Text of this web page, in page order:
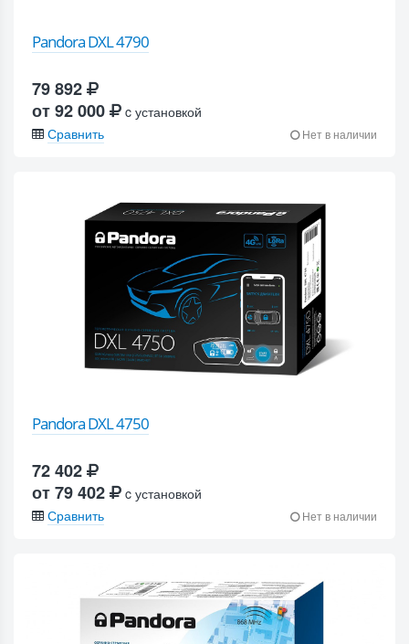
Pandora DXL 4790
79 892
от 92 000
c установкой
Сравнить
Нет в наличии
Pandora DXL 4750
72 402
от 79 402
c установкой
Сравнить
Нет в наличии